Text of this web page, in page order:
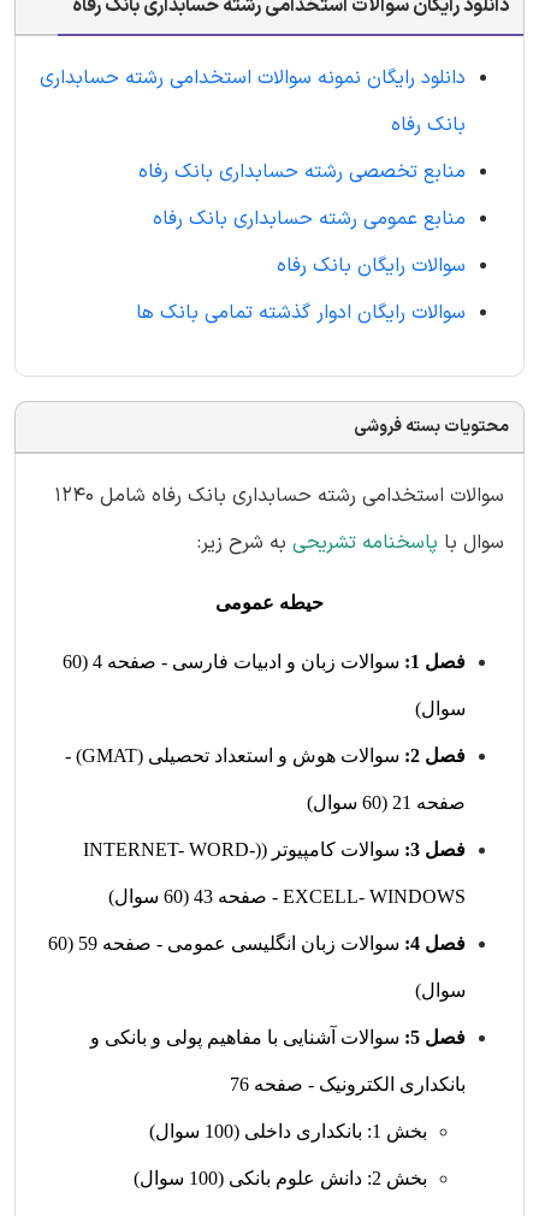
دانلود رایگان سوالات استخدامی رشته حسابداری بانک رفاه
دانلود رایگان نمونه سوالات استخدامی رشته حسابداری
بانک رفاه
منابع تخصصی رشته حسابداری بانک رفاه
منابع عمومی رشته حسابداری بانک رفاه
سوالات رایگان بانک رفاه
سوالات رایگان ادوار گذشته تمامی بانک ها
محتویات بسته فروشی
سوالات استخدامی رشته حسابداری بانک رفاه شامل 1240
سوال با پاسخنامه تشریحی به شرح زیر:
حیطه عمومی
فصل 1: سوالات زبان و ادبیات فارسی - صفحه 4 (60
سوال)
فصل 2: سوالات هوش و استعداد تحصیلی (GMAT) -
صفحه 21 (60 سوال)
فصل 3: سوالات کامپیوتر ((INTERNET- WORD-
EXCELL- WINDOWS - صفحه 43 (60 سوال)
فصل 4: سوالات زبان انگلیسی عمومی - صفحه 59 (60
سوال)
فصل 5: سوالات آشنایی با مفاهیم پولی و بانکی و
بانکداری الکترونیک - صفحه 76
بخش 1: بانکداری داخلی (100 سوال)
بخش 2: دانش علوم بانکی (100 سوال)